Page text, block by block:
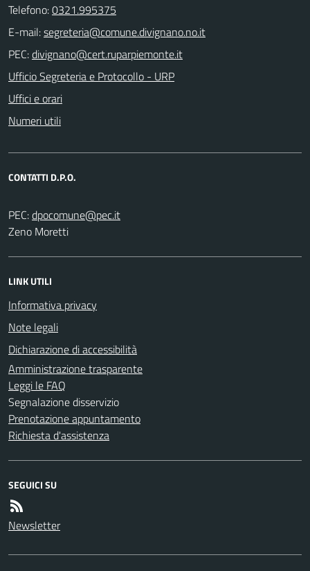
Telefono:0321.995375
E-mail:
PEC:
Ufficio Segreteria e Protocollo - URP
Uffici e orari
Numeri utili
CONTATTI D.P.O.
PEC:
Zeno Moretti
LINK UTILI
Informativa privacy
Note legali
Dichiarazione di accessibilità
Amministrazione trasparente
Leggi le FAQ
Segnalazione disservizio
Prenotazione appuntamento
Richiesta d'assistenza
SEGUICI SU
Newsletter